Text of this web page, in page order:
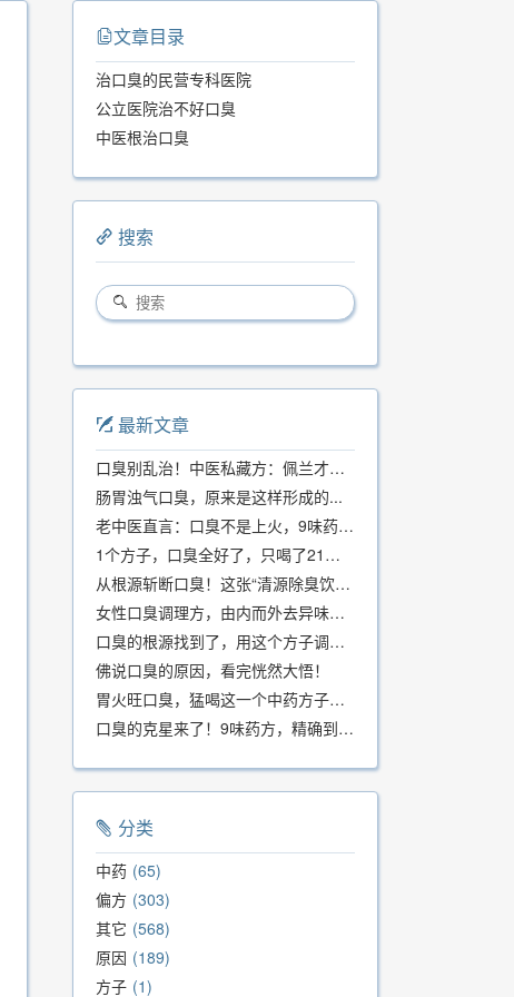
文章目录
治口臭的民营专科医院
公立医院治不好口臭
中医根治口臭
搜索
最新文章
口臭别乱治！中医私藏方：佩兰才是口气克星，喝一周就清爽
肠胃浊气口臭，原来是这样形成的...
老中医直言：口臭不是上火，9味药食同源方，21天根除不反复
1个方子，口臭全好了，只喝了21天！
从根源斩断口臭！这张“清源除臭饮”方子，我用了几十年，效果真不错
女性口臭调理方，由内而外去异味，女性体质专用！
口臭的根源找到了，用这个方子调理，21天口吐芬芳！
佛说口臭的原因，看完恍然大悟！
胃火旺口臭，猛喝这一个中药方子就好了！
口臭的克星来了！9味药方，精确到克、药食同源、安全有效，速看！
分类
中药 65
偏方 303
其它 568
原因 189
方子 1